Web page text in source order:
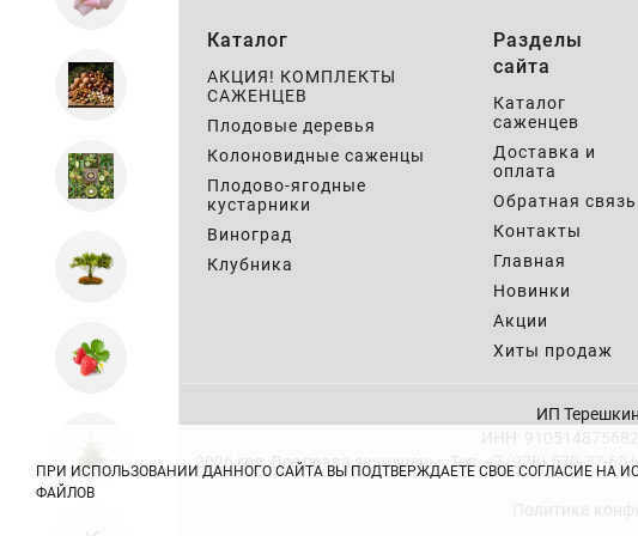
Каталог
АКЦИЯ! КОМПЛЕКТЫ
САЖЕНЦЕВ
Плодовые деревья
Колоновидные саженцы
Плодово-ягодные
кустарники
Виноград
Клубника
Разделы
сайта
Каталог
саженцев
Доставка и
оплата
Обратная связь
Контакты
Главная
Новинки
Акции
Хиты продаж
2026 год. Все права защищены.
ИП
Тел: +7 (978) 570-77-60
ПРИ ИСПОЛЬЗОВАНИИ ДАННОГО САЙТА ВЫ ПОДТВЕРЖДАЕТЕ СВОЕ СОГЛАСИЕ НА
ФАЙЛОВ